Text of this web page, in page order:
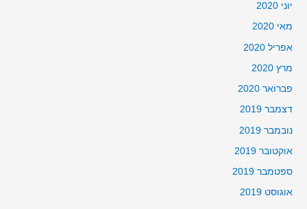
יוני 2020
מאי 2020
אפריל 2020
מרץ 2020
פברואר 2020
דצמבר 2019
נובמבר 2019
אוקטובר 2019
ספטמבר 2019
אוגוסט 2019